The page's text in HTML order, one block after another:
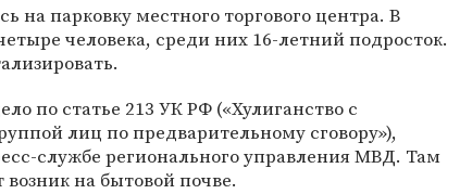
на парковку местного торгового центра. В
человека, среди них 16-летний подросток.
по статье 213 УК РФ («Хулиганство с
лиц по предварительному сговору»),
службе регионального управления МВД. Там
на бытовой почве.